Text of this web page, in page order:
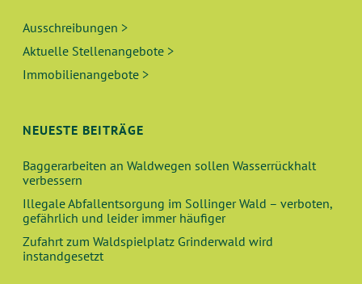
Ausschreibungen >
Aktuelle Stellenangebote >
Immobilienangebote >
NEUESTE BEITRÄGE
Baggerarbeiten an Waldwegen sollen Wasserrückhalt
verbessern
Illegale Abfallentsorgung im Sollinger Wald – verboten,
gefährlich und leider immer häufiger
Zufahrt zum Waldspielplatz Grinderwald wird
instandgesetzt